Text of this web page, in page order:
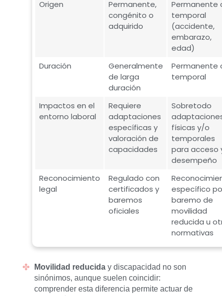
Origen
Permanente,
congénito o
adquirido
Permanente
temporal
(accidente,
embarazo,
edad)
Duración
Generalmente
de larga
duración
Permanente
temporal
Impactos en el
entorno laboral
Requiere
adaptaciones
específicas y
valoración de
capacidades
Sobretodo
físicas y/o
temporales
para acceso
desempeño
Reconocimiento
legal
Regulado con
certificados y
baremos
oficiales
específico
baremo de
movilidad
reducida u
normativas
Movilidad reducida y discapacidad no son
sinónimos, aunque suelen coincidir:
comprender esta diferencia permite actuar de